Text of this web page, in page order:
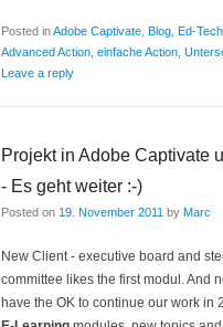
Posted inAdobe Captivate Blog Ed-Tech
Advanced Action einfache Action
Leave a reply
Projekt in Adobe Captivate
- Es geht weiter :-)
Posted on 19. November 2011 by Marc
New Client - executive board and
committee likes the first modul. And
have the OK to continue our work in